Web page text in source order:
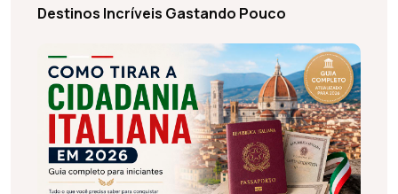
Destinos Incríveis Gastando Pouco